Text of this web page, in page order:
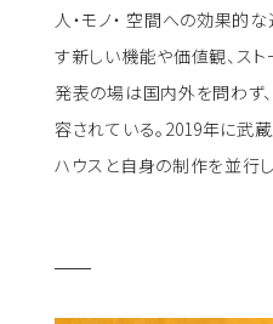
人・モノ・ 空間への効果的
す新しい機能や価値観、ス
発表の場は国内外を問わず
容されている。2019年に武
ハウスと自身の制作を並行